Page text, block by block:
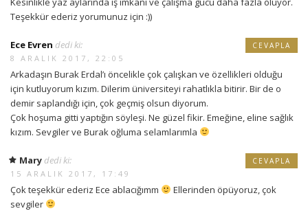
Teşekkür ederiz yorumunuz için :))
Ece Evren dedi ki:
8 ARALIK 2017, 22:05
Arkadaşın Burak Erdal’ı öncelikle çok çalışkan ve özellikleri olduğu
için kutluyorum kızım. Dilerim üniversiteyi rahatlıkla bitirir. Bir de o
demir saplandığı için, çok geçmiş olsun diyorum.
Çok hoşuma gitti yaptığın söyleşi. Ne güzel fikir. Emeğine, eline sağlık
kızım. Sevgiler ve Burak oğluma selamlarımla
CEVAPLA
Mary dedi ki:
15 ARALIK 2017, 17:49
Çok teşekkür ederiz Ece ablacığımm
Ellerinden öpüyoruz, çok
sevgiler
CEVAPLA